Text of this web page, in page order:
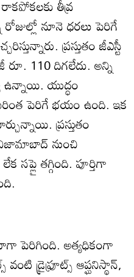
తీవ్ర
నూనె ధరలు పెరిగే
ప్రస్తుతం జీఎస్టీ
రూ. 110 దిగలేదు. అన్ని
ఉన్నాయి. యుద్ధం
పెరిగే భయం ఉంది. ఇక
ప్రస్తుతం
నిజామాబాద్‌ నుంచి
సప్లై తగ్గింది. పూర్తిగా
పెరిగింది. అత్యధికంగా
డ్రైఫ్రూట్స్‌ ఆప్ఘనిస్థాన్‌,